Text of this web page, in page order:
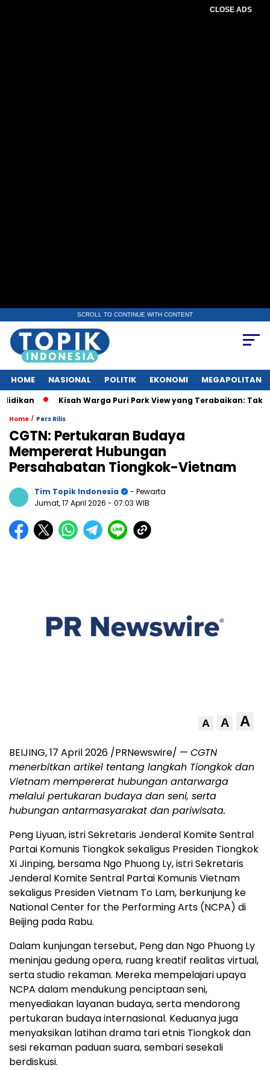
CLOSE ADS
SCROLL TO CONTINUE WITH CONTENT
HOME NASIONAL POLITIK EKONOMI MEGAPOLITAN
Kisah Warga Puri Park View yang Terabaikan: Tak Punya
Home / Pers Rilis
CGTN: Pertukaran Budaya
Mempererat Hubungan
Persahabatan Tiongkok-Vietnam
Tim Topik Indonesia
- Pewarta
Jumat, 17 April 2026 - 07:03 WIB
A A A
BEIJING,17 April 2026 /PRNewswire/ — CGTN
menerbitkan artikel tentang langkah Tiongkok dan
Vietnam mempererat hubungan antarwarga
melalui pertukaran budaya dan seni, serta
hubungan antarmasyarakat dan pariwisata.
Peng Liyuan, istri Sekretaris Jenderal Komite Sentral
Partai Komunis Tiongkok sekaligus Presiden Tiongkok
Xi Jinping, bersama Ngo Phuong Ly, istri Sekretaris
Jenderal Komite Sentral Partai Komunis Vietnam
sekaligus Presiden Vietnam To Lam, berkunjung ke
National Center for the Performing Arts (NCPA) di
Beijing pada Rabu.
Dalam kunjungan tersebut, Peng dan Ngo Phuong Ly
meninjau gedung opera, ruang kreatif realitas virtual,
serta studio rekaman. Mereka mempelajari upaya
NCPA dalam mendukung penciptaan seni,
menyediakan layanan budaya, serta mendorong
pertukaran budaya internasional. Keduanya juga
menyaksikan latihan drama tari etnis Tiongkok dan
sesi rekaman paduan suara, sembari sesekali
berdiskusi.